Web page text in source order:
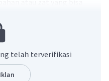
Level 72
telah terverifikasi